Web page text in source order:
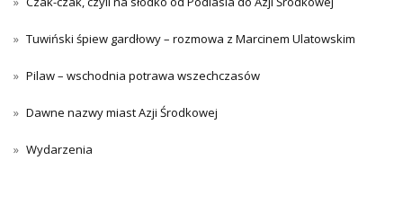
Tuwiński śpiew gardłowy – rozmowa z Marcinem Ulatowskim
Pilaw – wschodnia potrawa wszechczasów
Dawne nazwy miast Azji Środkowej
Wydarzenia